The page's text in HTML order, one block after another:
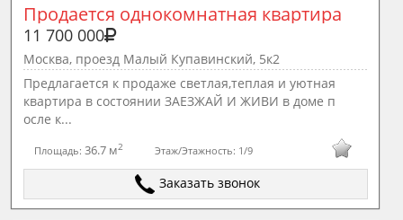
Продается однокомнатная квартира
11 700 000
Москва, проезд Малый Купавинский, 5к2
Предлагается к продаже светлая,теплая и уютная
квартира в состоянии ЗАЕЗЖАЙ И ЖИВИ в доме п
осле к...
Площадь:36.7 м2 Этаж/Этажность: 1/9
Заказать звонок